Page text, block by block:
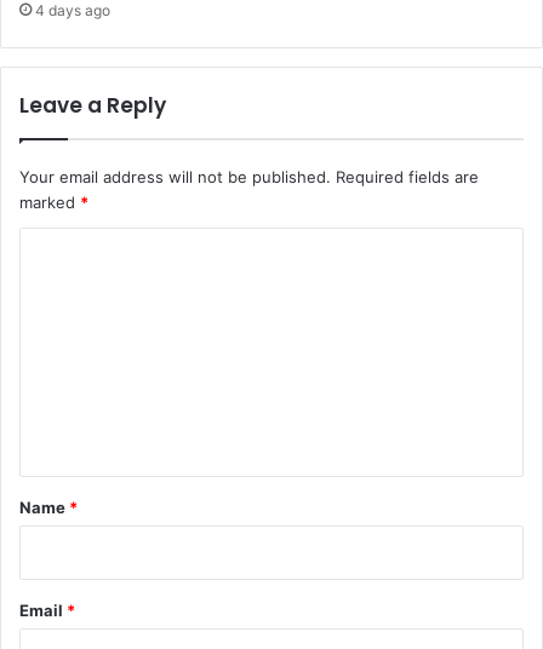
4 days ago
Leave a Reply
Your email address will not be published. Required fields are
marked *
*
Name *
Email *